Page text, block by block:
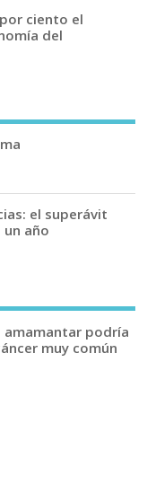
ciento el
del
el superávit
año
amamantar podría
muy común